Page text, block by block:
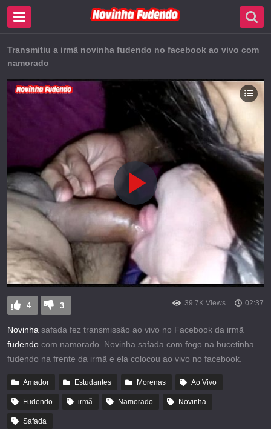
Transmitiu a irmã novinha fudendo no facebook ao vivo com
namorado
4 3 39.7K Views 02:37
Novinha safada fez transmissão ao vivo no Facebook da irmã
fudendo com namorado. Novinha safada com fogo na bucetinha
fudendo na frente da irmã e ela colocou ao vivo no facebook.
Amador Estudantes Morenas Ao Vivo
Fudendo irmã Namorado Novinha
Safada